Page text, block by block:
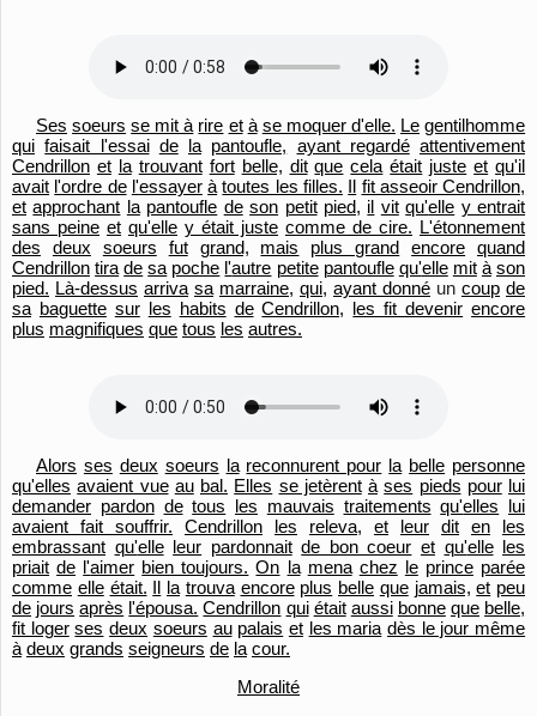
Ses soeurs se mit à rire et à se moquer d'elle. Le gentilhomme
qui faisait l'essai de la pantoufle, ayant regardé attentivement
Cendrillon et la trouvant fort belle, dit que cela était juste et qu'il
avait l'ordre de l'essayer à toutes les filles. Il fit asseoir Cendrillon,
et approchant la pantoufle de son petit pied, il vit qu'elle y entrait
sans peine et qu'elle y était juste comme de cire. L'étonnement
des
deux soeurs fut grand, mais plus grand encore quand
Cendrillon tira de sa poche l'autre petite pantoufle qu'elle mit à son
pied. Là-dessus arriva sa marraine, qui, ayant donné un coup de
sa baguette sur les habits de Cendrillon, les fit devenir encore
plus magnifiques que tous les autres.
Alors ses deux soeurs la reconnurent pour la belle personne
qu'elles avaient vue au bal. Elles se jetèrent à ses pieds pour lui
demander pardon de tous les mauvais traitements qu'elles lui
avaient fait souffrir.
Cendrillon les releva, et leur dit en
les
embrassant qu'elle leur pardonnait de bon coeur et qu'elle les
priait de l'aimer bien toujours. On la mena chez le prince parée
comme elle était. Il la trouva encore plus belle que jamais, et peu
de jours après l'épousa. Cendrillon qui était aussi bonne que belle,
fit loger ses deux soeurs au palais et les maria dès le jour même
à deux grands seigneurs de la cour.
Moralité